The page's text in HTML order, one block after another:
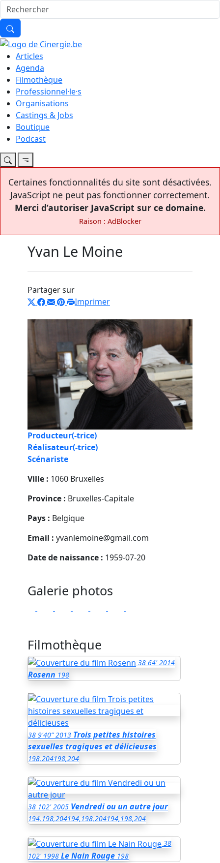
Articles
Agenda
Filmothèque
Professionnel·le·s
Organisations
Castings & Jobs
Boutique
Podcast
Certaines fonctionnalités du site sont désactivées.
JavaScript ne peut pas fonctionner correctement.
Merci d’autoriser JavaScript sur ce domaine.
Raison : AdBlocker
Yvan Le Moine
Partager sur
Imprimer
Producteur(-trice)
Réalisateur(-trice)
Scénariste
Ville : 1060 Bruxelles
Province : Bruxelles-Capitale
Pays : Belgique
Email : yvanlemoine@gmail.com
Date de naissance : 1959-07-20
Galerie photos
Filmothèque
38 64' 2014
Rosenn 198
38 9'40” 2013 Trois petites histoires
sexuelles tragiques et délicieuses
198,204198,204
38 102' 2005 Vendredi ou un autre jour
194,198,204194,198,204194,198,204
38
102' 1998 Le Nain Rouge 198